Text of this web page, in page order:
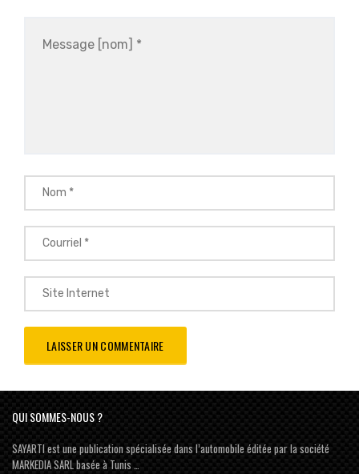
QUI SOMMES-NOUS ?
SAYARTI est une publication spécialisée dans l’automobile éditée par la société
MARKEDIA SARL basée à Tunis …